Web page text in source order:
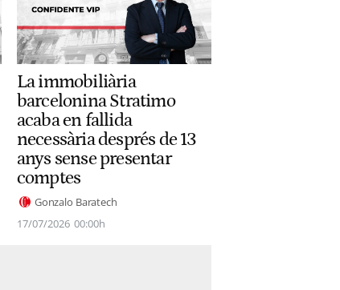
La immobiliària
barcelonina Stratimo
acaba en fallida
necessària després de 13
anys sense presentar
comptes
Gonzalo Baratech
17/07/2026 00:00h